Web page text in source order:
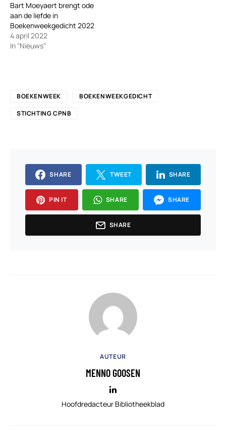
Bart Moeyaert brengt ode
aan de liefde in
Boekenweekgedicht 2022
4 april 2022
In "Nieuws"
BOEKENWEEK
BOEKENWEEKGEDICHT
STICHTING CPNB
SHARE TWEET SHARE
PIN IT SHARE SHARE
SHARE
AUTEUR
MENNO GOOSEN
Hoofdredacteur Bibliotheekblad